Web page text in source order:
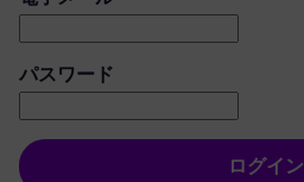
パスワード
ログイン